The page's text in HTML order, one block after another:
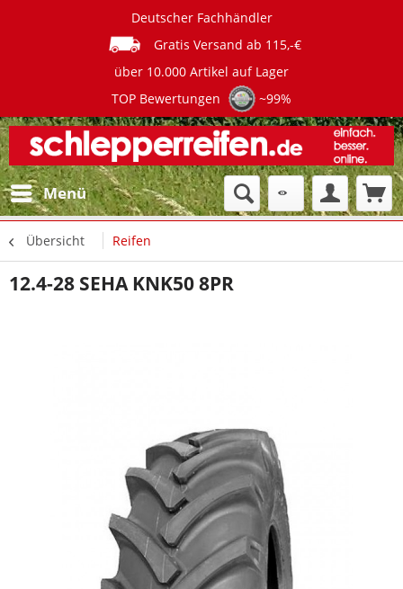
Deutscher Fachhändler
Gratis Versand ab 115,-€
über 10.000 Artikel auf Lager
TOP Bewertungen
~99%
Menü
Übersicht Reifen
12.4-28 SEHA KNK50 8PR